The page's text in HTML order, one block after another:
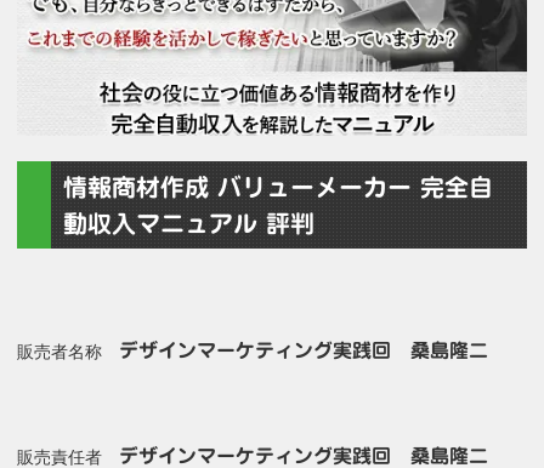
情報商材作成 バリューメーカー 完全自
動収入マニュアル 評判
販売者名称 デザインマーケティング実践回 桑島隆二
販売責任者 デザインマーケティング実践回 桑島隆二